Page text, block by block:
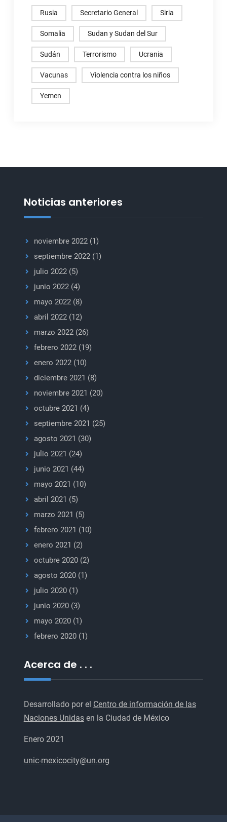
Rusia Secretario General Siria
Somalia Sudan y Sudan del Sur
Sudán Terrorismo Ucrania
Vacunas Violencia contra los niños
Yemen
Noticias anteriores
noviembre 2022(1)
septiembre 2022(1)
julio 2022(5)
junio 2022(4)
mayo 2022(8)
abril 2022(12)
marzo 2022(26)
febrero 2022(19)
enero 2022(10)
diciembre 2021 (8)
noviembre 2021 (20)
octubre 2021 (4)
septiembre 2021 (25)
agosto 2021 (30)
julio 2021 (24)
junio 2021 (44)
mayo 2021 (10)
abril 2021 (5)
marzo 2021 (5)
febrero 2021 (10)
enero 2021 (2)
octubre 2020(2)
agosto 2020(1)
julio 2020(1)
junio 2020(3)
mayo 2020(1)
febrero 2020(1)
Acerca de . . .
Desarrollado por el Centro de información de las
Naciones Unidasen la Ciudad de México
Enero 2021
unic-mexicocity@un.org